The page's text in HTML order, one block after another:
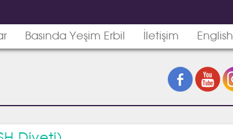
Basında Yeşim Erbil İletişim English